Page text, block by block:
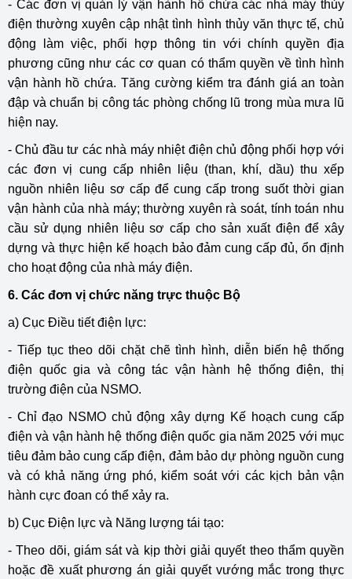
- Các đơn vị quản lý vận hành hồ chứa các nhà máy thủy
điện thường xuyên cập nhật tình hình thủy văn thực tế, chủ
động làm việc, phối hợp thông tin với chính quyền địa
phương cũng như các cơ quan có thẩm quyền về tình hình
vận hành hồ chứa. Tăng cường kiểm tra đánh giá an toàn
đập và chuẩn bị công tác phòng chống lũ trong mùa mưa lũ
hiện nay.
- Chủ đầu tư các nhà máy nhiệt điện chủ động phối hợp với
các đơn vị cung cấp nhiên liệu (than, khí, dầu) thu xếp
nguồn nhiên liệu sơ cấp để cung cấp trong suốt thời gian
vận hành của nhà máy; thường xuyên rà soát, tính toán nhu
cầu sử dụng nhiên liệu sơ cấp cho sản xuất điện để xây
dựng và thực hiện kế hoạch bảo đảm cung cấp đủ, ổn định
cho hoạt động của nhà máy điện.
6. Các đơn vị chức năng trực thuộc Bộ
a) Cục Điều tiết điện lực:
- Tiếp tục theo dõi chặt chẽ tình hình, diễn biến hệ thống
điện quốc gia và công tác vận hành hệ thống điện, thị
trường điện của NSMO.
- Chỉ đạo NSMO chủ động xây dựng Kế hoạch cung cấp
điện và vận hành hệ thống điện quốc gia năm 2025 với mục
tiêu đảm bảo cung cấp điện, đảm bảo dự phòng nguồn cung
và có khả năng ứng phó, kiểm soát với các kịch bản vận
hành cực đoan có thể xảy ra.
b) Cục Điện lực và Năng lượng tái tạo:
- Theo dõi, giám sát và kịp thời giải quyết theo thẩm quyền
hoặc đề xuất phương án giải quyết vướng mắc trong thực